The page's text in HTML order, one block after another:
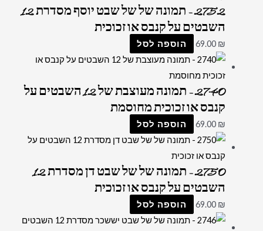
2752 – תמונה של של שבט יוסף מסדרת 12
השבטים על קנבס או זכוכית
69.00 ₪ הוספה לסל
2740 – תמונה מעוצבת של 12 השבטים על
קנבס או זכוכית מחוסמת
69.00 ₪ הוספה לסל
2750 – תמונה של של שבט דן מסדרת 12
השבטים על קנבס או זכוכית
69.00 ₪ הוספה לסל